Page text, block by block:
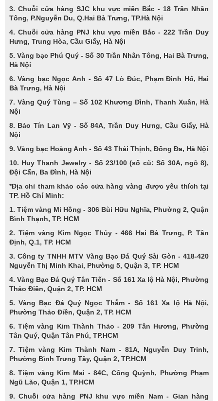
3. Chuỗi cửa hàng SJC khu vực miền Bắc - 18 Trần Nhân
Tông, P.Nguyễn Du, Q.Hai Bà Trưng, TP.Hà Nội
4. Chuỗi cửa hàng PNJ khu vực miền Bắc - 222 Trần Duy
Hưng, Trung Hòa, Cầu Giấy, Hà Nội
5. Vàng bạc Phú Quý - Số 30 Trần Nhân Tông, Hai Bà Trưng,
Hà Nội
6. Vàng bạc Ngọc Anh - Số 47 Lò Đúc, Phạm Đình Hổ, Hai
Bà Trưng, Hà Nội
7. Vàng Quý Tùng – Số 102 Khương Đình, Thanh Xuân, Hà
Nội
8. Bảo Tín Lan Vỹ - Số 84A, Trần Duy Hưng, Cầu Giấy, Hà
Nội
9. Vàng bạc Hoàng Anh - Số 43 Thái Thịnh, Đống Đa, Hà Nội
10. Huy Thanh Jewelry - Số 23/100 (số cũ: Số 30A, ngõ 8),
Đội Cấn, Ba Đình, Hà Nội
*Địa chỉ tham khảo các cửa hàng vàng được yêu thích tại
TP. Hồ Chí Minh:
1. Tiệm vàng Mi Hồng - 306 Bùi Hữu Nghĩa, Phường 2, Quận
Bình Thạnh, TP. HCM
2. Tiệm vàng Kim Ngọc Thủy - 466 Hai Bà Trưng, P. Tân
Định, Q.1, TP. HCM
3. Công ty TNHH MTV Vàng Bạc Đá Quý Sài Gòn - 418-420
Nguyễn Thị Minh Khai, Phường 5, Quận 3, TP. HCM
4. Vàng Bạc Đá Quý Tân Tiến - Số 161 Xa lộ Hà Nội, Phường
Thảo Điền, Quận 2, TP. HCM
5. Vàng Bạc Đá Quý Ngọc Thẫm - Số 161 Xa lộ Hà Nội,
Phường Thảo Điền, Quận 2, TP. HCM
6. Tiệm vàng Kim Thành Thảo - 209 Tân Hương, Phường
Tân Quý, Quận Tân Phú, TP.HCM
7. Tiệm vàng Kim Thành Nam - 81A, Nguyễn Duy Trinh,
Phường Bình Trưng Tây, Quận 2, TP.HCM
8. Tiệm vàng Kim Mai - 84C, Cống Quỳnh, Phường Phạm
Ngũ Lão, Quận 1, TP.HCM
9. Chuỗi cửa hàng PNJ khu vực miền Nam - Gian hàng